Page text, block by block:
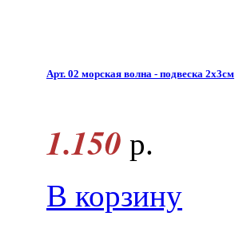
Арт. 02 морская волна - подвеска 2х3см
1.150 р.
В корзину